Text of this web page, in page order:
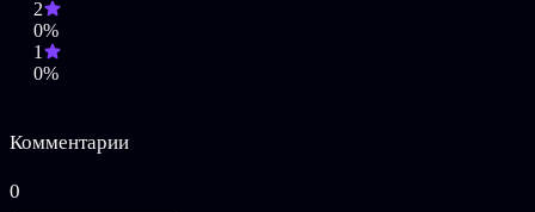
принимайте важнейшие решения, чтобы обеспечить его
выживание и рост.
Border Pioneer предлагает уникальное сочетание стратегии
первопроходцем в мире?
2
0%
1
0%
Комментарии
0